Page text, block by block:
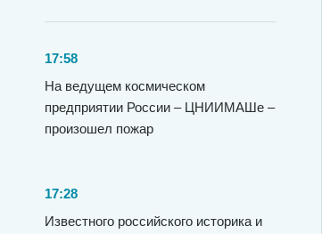
17:58
На ведущем космическом
предприятии России – ЦНИИМАШе –
произошел пожар
17:28
Известного российского историка и